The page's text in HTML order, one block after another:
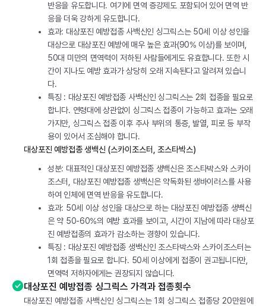
반응을 유도합니다. 여기에 면역 증강제도 포함되어 있어 면역 반
응을 더욱 강하게 유도합니다.
효과: 대상포진 예방접종 사백신인 싱그릭스는 50세 이상 성인을
대상으로 대상포진 예방에 매우 높은 효과(90% 이상)를 보이며,
50대 미만의 면역력이 저하된 사람들에게도 유효합니다. 또한 시
간이 지나도 예방 효과가 상당히 오래 지속된다고 알려져 있습니
다.
특징 : 대상포진 예방접종 사백신인 싱그릭스는 2회 접종을 필요로
합니다. 연령대에 상관없이 싱그릭스 접종이 가능하고 효과는 오래
가지만, 싱그릭스 접종 이후 주사 부위의 통증, 발열, 피로 등 부작
용이 있어서 조심해야 합니다.
대상포진 예방접종 생백신 (스카이조스터, 조스타박스)
성분: 대표적인 대상포진 예방접종 생백신은 조스타박스와 스카이
조스터, 대상포진 예방접종 생백신은 약독화된 생바이러스를 사용
하여 인체에 면역 반응을 유도합니다.
효과: 50세 이상 성인을 대상으로 하는 대상포진 예방접종 생백신
은 약 50-60%의 예방 효과를 보이고, 시간이 지남에 따라 대상포
진 예방접종의 효과가 감소하는 경향이 있습니다.
특징 : 대상포진 예방접종 생백신인 조스타박스와 스카이조스터는
1회 접종을 필요로 합니다. 50세 이상에게 접종이 권고됩니다만,
면역력 저하자에게는 권장되지 않습니다.
대상포진 예방접종 싱그릭스 가격과 접종횟수
대상포진 예방접종 사백신인 싱그릭스는 1회 싱그릭스 접종당 20만원에